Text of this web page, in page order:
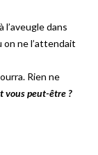
l’aveugle dans
on ne l’attendait
Rien ne
vous peut-être ?